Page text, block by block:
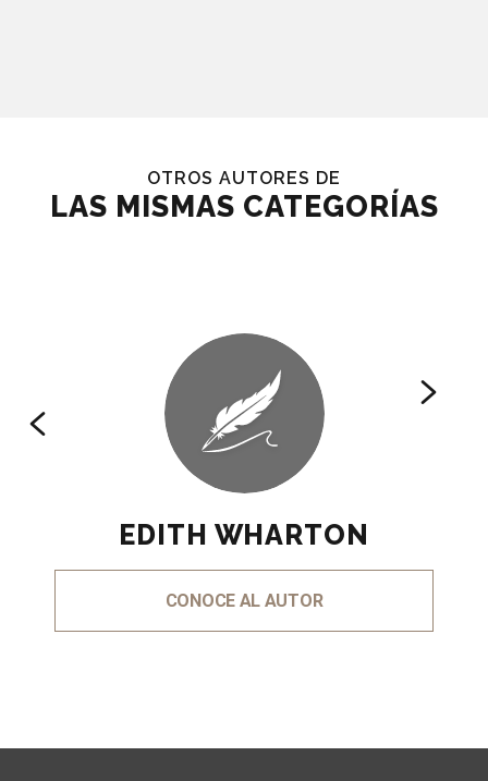
OTROS AUTORES DE
LAS MISMAS CATEGORÍAS
EDITH WHARTON
CONOCE AL AUTOR